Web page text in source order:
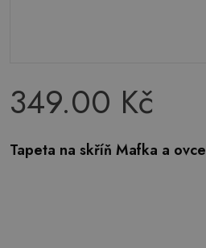
349.00 Kč
Tapeta na skříň Mafka a ovce